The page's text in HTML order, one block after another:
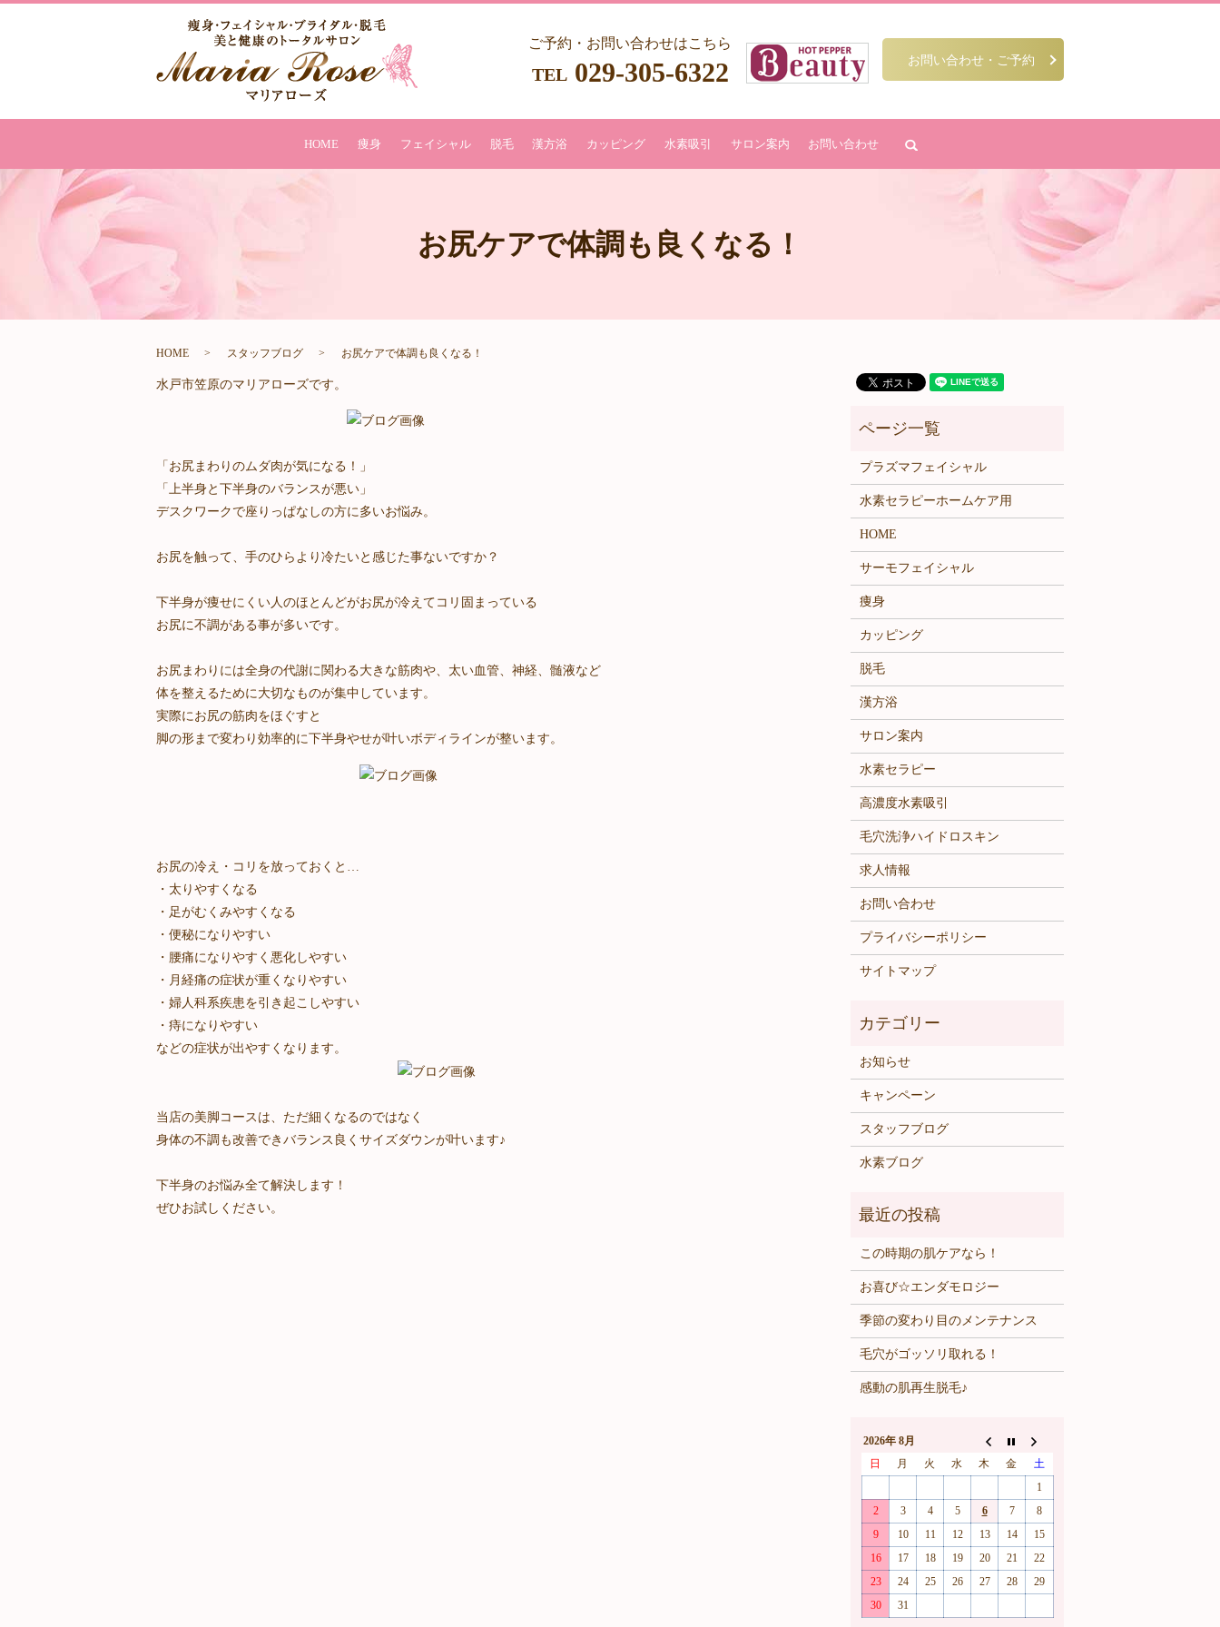
ご予約・お問い合わせはこちら
TEL029-305-6322 お問い合わせ・ご予約
HOME 痩身 フェイシャル 脱毛 漢方浴 カッピング 水素吸引 サロン案内 お問い合わせ
お尻ケアで体調も良くなる！
HOME スタッフブログ お尻ケアで体調も良くなる！
水戸市笠原のマリアローズです。
「お尻まわりのムダ肉が気になる！」
「上半身と下半身のバランスが悪い」
デスクワークで座りっぱなしの方に多いお悩み。
お尻を触って、手のひらより冷たいと感じた事ないですか？
下半身が痩せにくい人のほとんどがお尻が冷えてコリ固まっている
お尻に不調がある事が多いです。
お尻まわりには全身の代謝に関わる大きな筋肉や、太い血管、神経、髄液など
体を整えるために大切なものが集中しています。
実際にお尻の筋肉をほぐすと
脚の形まで変わり効率的に下半身やせが叶いボディラインが整います。
お尻の冷え・コリを放っておくと…
・太りやすくなる
・足がむくみやすくなる
・便秘になりやすい
・腰痛になりやすく悪化しやすい
・月経痛の症状が重くなりやすい
・婦人科系疾患を引き起こしやすい
・痔になりやすい
などの症状が出やすくなります。
当店の美脚コースは、ただ細くなるのではなく
身体の不調も改善できバランス良くサイズダウンが叶います♪
下半身のお悩み全て解決します！
ぜひお試しください。
プラズマフェイシャル
水素セラピーホームケア用
HOME
サーモフェイシャル
痩身
カッピング
脱毛
漢方浴
サロン案内
水素セラピー
高濃度水素吸引
毛穴洗浄ハイドロスキン
求人情報
お問い合わせ
プライバシーポリシー
サイトマップ
お知らせ
キャンペーン
スタッフブログ
水素ブログ
この時期の肌ケアなら！
お喜び☆エンダモロジー
季節の変わり目のメンテナンス
毛穴がゴッソリ取れる！
感動の肌再生脱毛♪
2026年 8月
日
月 火 水 木 金
土
1
2
3 4 5 6 7
8
9
10 11 12 13 14
15
16
17 18 19 20 21
22
23
24 25 26 27 28
29
30
31